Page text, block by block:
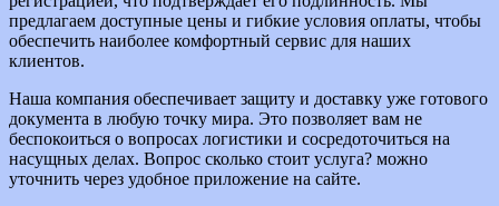
предлагаем доступные цены и гибкие условия оплаты, чтобы
обеспечить наиболее комфортный сервис для наших
клиентов.
Наша компания обеспечивает защиту и доставку уже готового
документа в любую точку мира. Это позволяет вам не
беспокоиться о вопросах логистики и сосредоточиться на
насущных делах. Вопрос сколько стоит услуга? можно
уточнить через удобное приложение на сайте.